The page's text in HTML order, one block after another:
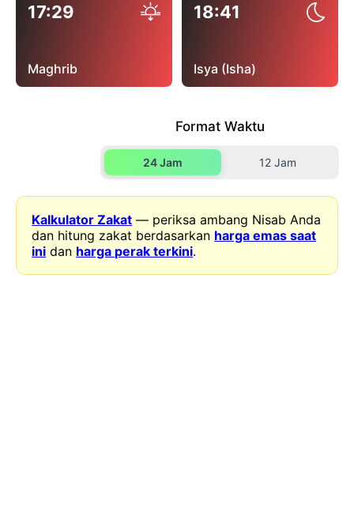
17:29
Maghrib
18:41
Isya (Isha)
Format Waktu
24 Jam 12 Jam
Kalkulator Zakat — periksa ambang Nisab Anda
dan hitung zakat berdasarkan harga emas saat
ini dan harga perak terkini.